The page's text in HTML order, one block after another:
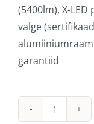
(5400lm), X-
valge
alumiiniumraam,
garantiid
Seeker